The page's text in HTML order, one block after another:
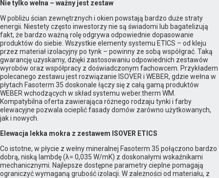
Nie tylko wełna – ważny jest zestaw
W pobliżu ścian zewnętrznych i okien powstają bardzo duże straty
energii. Niestety często inwestorzy nie są świadomi lub bagatelizują
fakt, że bardzo ważną rolę odgrywa odpowiednie dopasowanie
produktów do siebie. Wszystkie elementy systemu ETICS – od kleju
przez materiał izolacyjny po tynk – powinny ze sobą współgrać. Taką
gwarancję uzyskamy, dzięki zastosowaniu odpowiednich zestawów
wyrobów oraz współpracy z doświadczonym fachowcem. Przykładem
polecanego zestawu jest rozwiązanie ISOVER i WEBER, gdzie wełna w
płytach Fasoterm 35 doskonale łączy się z całą gamą produktów
WEBER wchodzących w skład systemu weber.therm WM.
Kompatybilna oferta zawierająca różnego rodzaju tynki i farby
elewacyjne pozwala ocieplić fasady domów zarówno użytkowanych,
jak i nowych.
Elewacja lekka mokra z zestawem ISOVER ETICS
Co istotne, w płycie z wełny mineralnej Fasoterm 35 połączono bardzo
dobrą, niską lambdę (λ= 0,035 W/mK) z doskonałymi wskaźnikami
mechanicznymi. Najlepsze dostępne parametry cieplne pomagają
ograniczyć wymaganą grubość izolacji. W zależności od materiału, z